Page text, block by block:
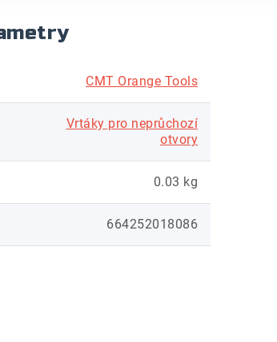
CMT Orange Tools
Vrtáky pro neprůchozí
otvory
0.03 kg
664252018086